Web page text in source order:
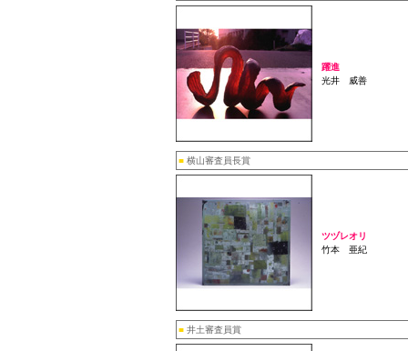
躍進
光井 威善
■ 横山審査員長賞
ツヅレオリ
竹本 亜紀
■ 井土審査員賞